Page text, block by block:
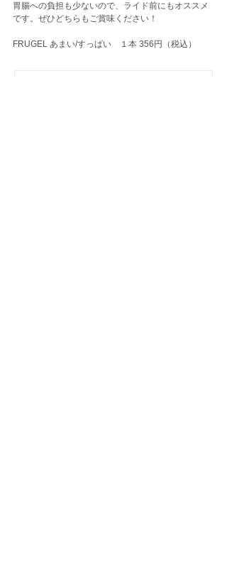
胃腸への負担も少ないので、ライド前にもオススメ
です。ぜひどちらもご賞味ください！
FRUGEL あまい/すっぱい　１本 356円（税込）